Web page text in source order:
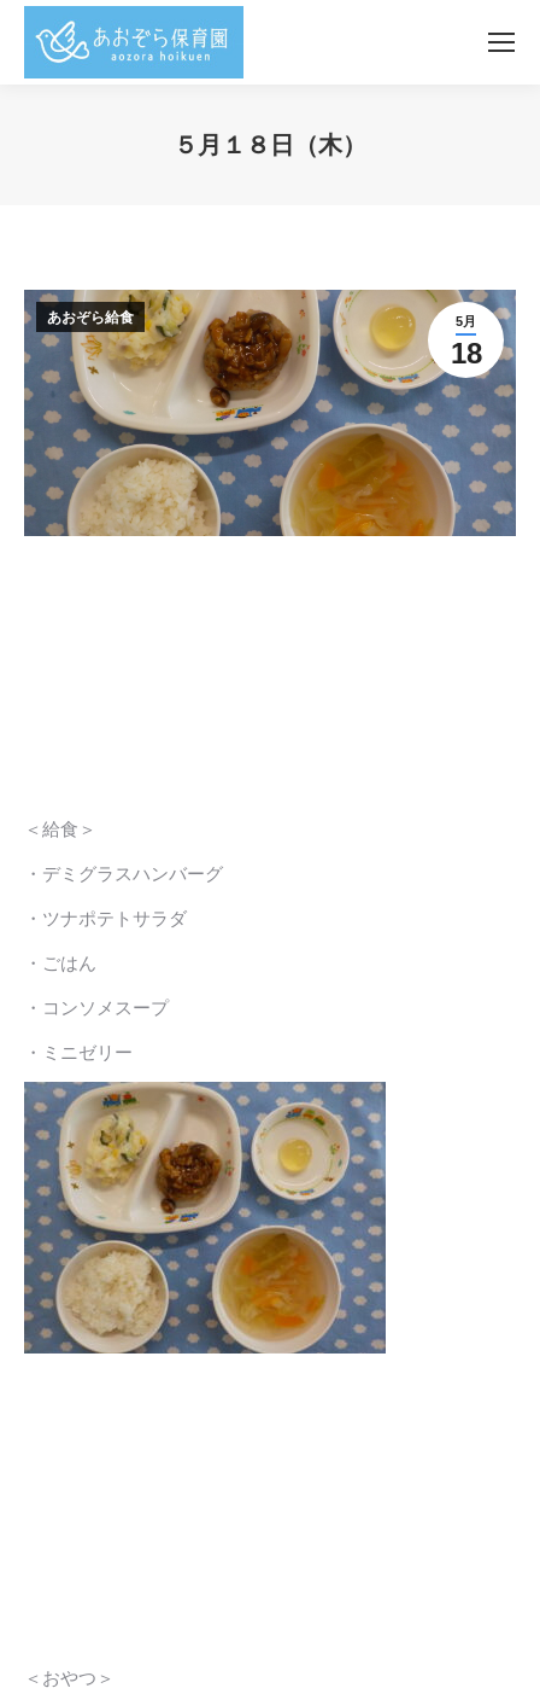
５月１８日（木）
5月
18
あおぞら給食
＜給食＞
・デミグラスハンバーグ
・ツナポテトサラダ
・ごはん
・コンソメスープ
・ミニゼリー
＜おやつ＞